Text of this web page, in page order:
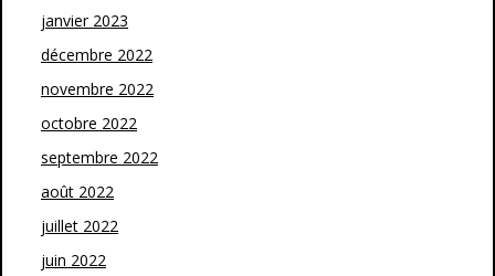
janvier 2023
décembre 2022
novembre 2022
octobre 2022
septembre 2022
août 2022
juillet 2022
juin 2022